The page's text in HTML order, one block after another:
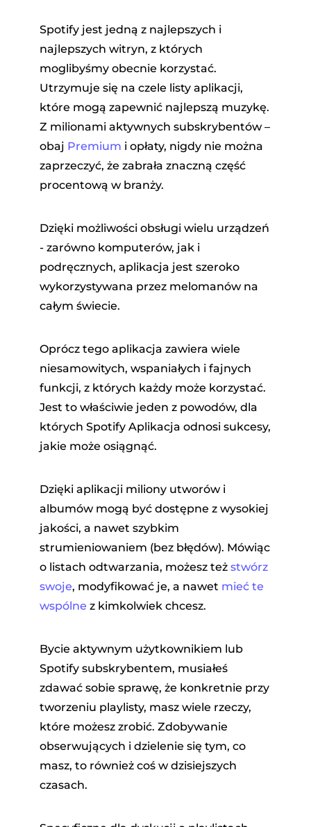
Spotify jest jedną z najlepszych i
najlepszych witryn, z których
moglibyśmy obecnie korzystać.
Utrzymuje się na czele listy aplikacji,
które mogą zapewnić najlepszą muzykę.
Z milionami aktywnych subskrybentów –
obaj Premium i opłaty, nigdy nie można
zaprzeczyć, że zabrała znaczną część
procentową w branży.
Dzięki możliwości obsługi wielu urządzeń
- zarówno komputerów, jak i
podręcznych, aplikacja jest szeroko
wykorzystywana przez melomanów na
całym świecie.
Oprócz tego aplikacja zawiera wiele
niesamowitych, wspaniałych i fajnych
funkcji, z których każdy może korzystać.
Jest to właściwie jeden z powodów, dla
których Spotify Aplikacja odnosi sukcesy,
jakie może osiągnąć.
Dzięki aplikacji miliony utworów i
albumów mogą być dostępne z wysokiej
jakości, a nawet szybkim
strumieniowaniem (bez błędów). Mówiąc
o listach odtwarzania, możesz też stwórz
swoje, modyfikować je, a nawet mieć te
wspólne z kimkolwiek chcesz.
Bycie aktywnym użytkownikiem lub
Spotify subskrybentem, musiałeś
zdawać sobie sprawę, że konkretnie przy
tworzeniu playlisty, masz wiele rzeczy,
które możesz zrobić. Zdobywanie
obserwujących i dzielenie się tym, co
masz, to również coś w dzisiejszych
czasach.